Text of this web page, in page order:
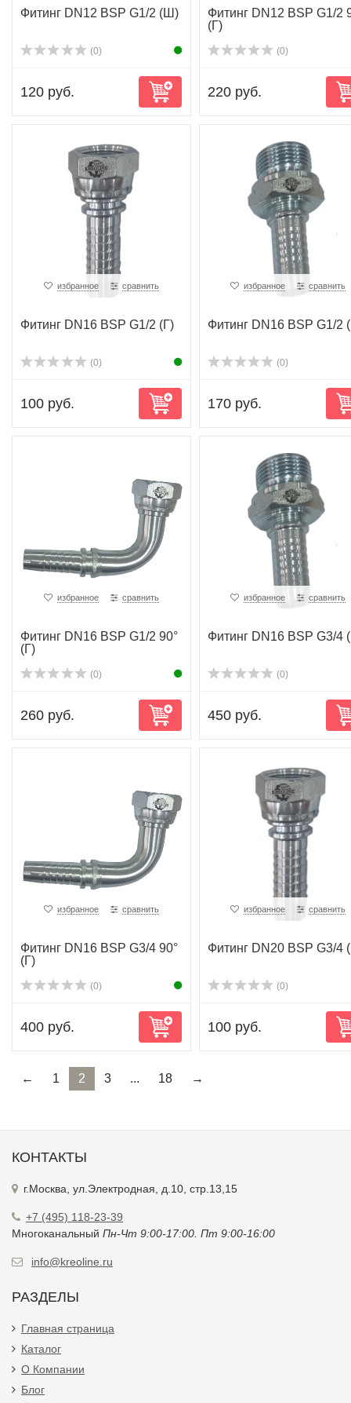
Фитинг DN12 BSP G1/2 (Ш)
(0)
120 руб.
Фитинг DN12 BSP G1/2
(Г)
(0)
220 руб.
избранное сравнить
Фитинг DN16 BSP G1/2 (Г)
(0)
100 руб.
избранное сравнить
Фитинг DN16 BSP G1/2
(0)
170 руб.
избранное сравнить
Фитинг DN16 BSP G1/2 90°
(Г)
(0)
260 руб.
избранное сравнить
Фитинг DN16 BSP G3/4
(0)
450 руб.
избранное сравнить
Фитинг DN16 BSP G3/4 90°
(Г)
(0)
400 руб.
избранное сравнить
Фитинг DN20 BSP G3/4
(0)
100 руб.
← 1 2 3 ... 18 →
КОНТАКТЫ
г.Москва, ул.Электродная, д.10, стр.13,15
+7 (495) 118-23-39
Многоканальный Пн-Чт 9:00-17:00. Пт 9:00-16:00
info@kreoline.ru
РАЗДЕЛЫ
Главная страница
Каталог
О Компании
Блог